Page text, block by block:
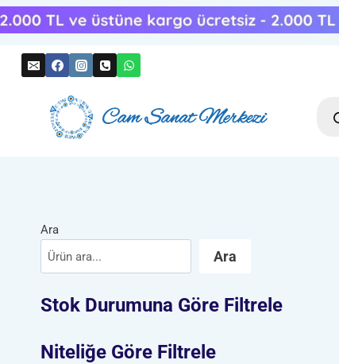
Skip
to
Ara
Ara
Stok Durumuna Göre Filtrele
Niteliğe Göre Filtrele